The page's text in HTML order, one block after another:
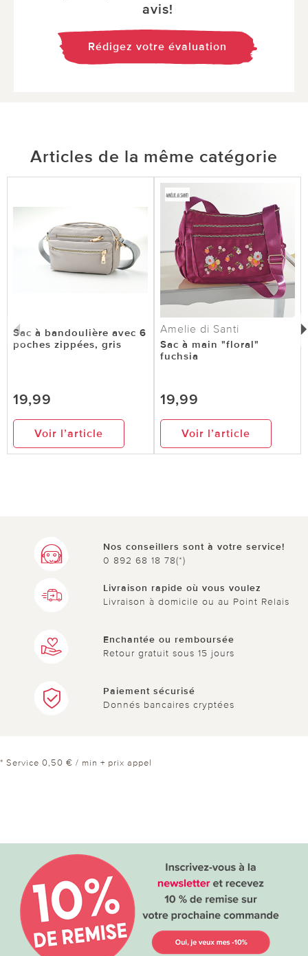
avis!
Rédigez votre évaluation
Articles de la même catégorie
Sac à bandoulière avec 6
poches zippées, gris
19,99
Voir l’article
Amelie di Santi
Sac à main "floral"
fuchsia
19,99
Voir l’article
Nos conseillers sont à votre service!
0 892 68 18 78(*)
Livraison rapide où vous voulez
Livraison à domicile ou au Point Relais
Enchantée ou remboursée
Retour gratuit sous 15 jours
Paiement sécurisé
Donnés bancaires cryptées
* Service 0,50 € / min + prix appel